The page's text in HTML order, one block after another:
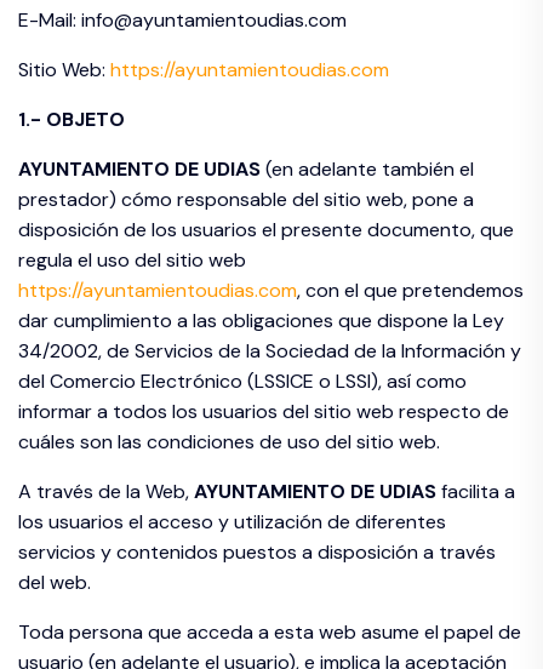
E-Mail: info@ayuntamientoudias.com
Sitio Web: https://ayuntamientoudias.com
1.- OBJETO
AYUNTAMIENTO DE UDIAS(en adelante también el
prestador) cómo responsable del sitio web, pone a
disposición de los usuarios el presente documento, que
regula el uso del sitio web
https://ayuntamientoudias.com, con el que pretendemos
dar cumplimiento a las obligaciones que dispone la Ley
34/2002, de Servicios de la Sociedad de la Información y
del Comercio Electrónico (LSSICE o LSSI), así como
informar a todos los usuarios del sitio web respecto de
cuáles son las condiciones de uso del sitio web.
A través de la Web,AYUNTAMIENTO DE UDIASfacilita a
los usuarios el acceso y utilización de diferentes
servicios y contenidos puestos a disposición a través
del web.
Toda persona que acceda a esta web asume el papel de
usuario (en adelante el usuario), e implica la aceptación